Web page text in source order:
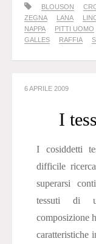
BLOUSON
ZEGNA
LANA
NAPPA
PITTI UOMO
GALLES
RAFFIA
6 APRILE 2009
I
I cosiddetti
difficile
superarsi
tessuti di
composizione
caratteristiche